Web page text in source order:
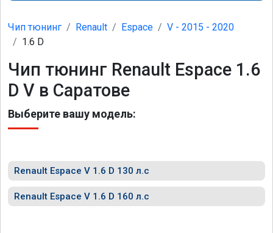
Чип тюнинг Renault Espace
V - 2015 - 2020
1.6 D
Чип тюнинг Renault Espace 1.6
D V в Саратове
Выберите вашу модель:
Renault Espace V 1.6 D 130 л.с
Renault Espace V 1.6 D 160 л.с